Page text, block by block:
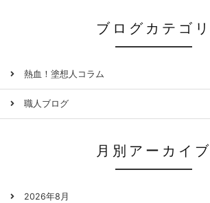
ブログカテゴリ
熱血！塗想人コラム
職人ブログ
月別アーカイブ
2026年8月